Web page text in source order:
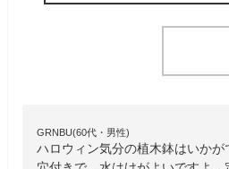
GRNBU(60代・男性)
ハロウィン気分の植木鉢はいか